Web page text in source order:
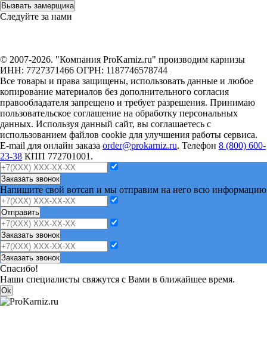
Вызвать замерщика
Следуйте за нами
© 2007-2026. "Компания ProKarniz.ru" производим карнизы
ИНН: 7727371466 ОГРН: 1187746578744
Все товары и права защищены, использовать данные и любое
копирование материалов без дополнительного согласия
правообладателя запрещено и требует разрешения. Принимаю
пользовательское соглашение на обработку персональных
данных. Используя данный сайт, вы соглашаетесь с
использованием файлов cookie для улучшения работы сервиса.
E-mail для онлайн заказа order@prokarniz.ru. Телефон 8 (800) 600-
23-38 КПП 772701001.
Заказать звонок
Напишите свой вотсап и мы отправим на него всю информацию
Отправить
Заказать звонок
Заказать звонок
Спасибо!
Наши специалисты свяжутся с Вами в ближайшее время.
Ok